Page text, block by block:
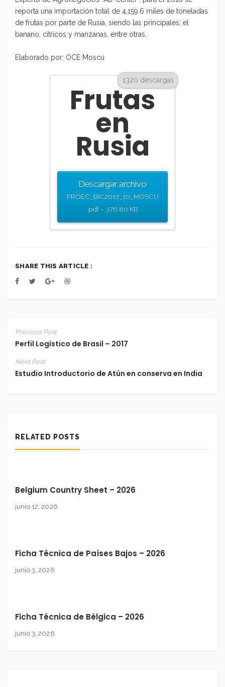
reporta una importación total de 4,159.6 miles de toneladas
de frutas por parte de Rusia, siendo las principales: el
banano, cítricos y manzanas, entre otras.
Elaborado por: OCE Moscú
1320 descargas
Frutas
en
Rusia
Descargar archivo
PROEC_BIC2017_10_MOSCU
.pdf – 376,80 KB
SHARE THIS ARTICLE :
Previous Post
Perfil Logístico de Brasil – 2017
Next Post
Estudio Introductorio de Atún en conserva en India
RELATED POSTS
Belgium Country Sheet – 2026
junio 12, 2026
Ficha Técnica de Países Bajos – 2026
junio 3, 2026
Ficha Técnica de Bélgica – 2026
junio 3, 2026